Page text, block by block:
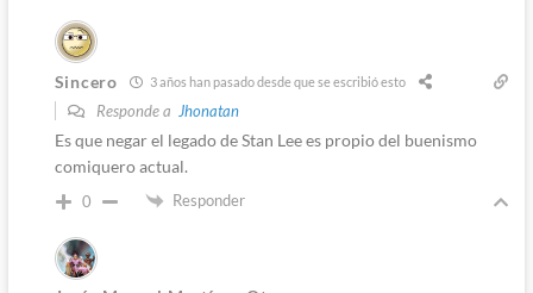
Sincero 3 años han pasado desde que se escribió esto
Responde a Jhonatan
Es que negar el legado de Stan Lee es propio del buenismo
comiquero actual.
0 Responder